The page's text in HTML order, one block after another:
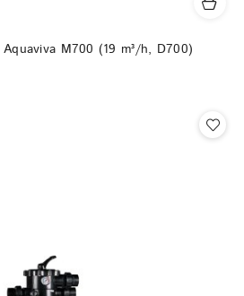
M700 (19 m³/h, D700)